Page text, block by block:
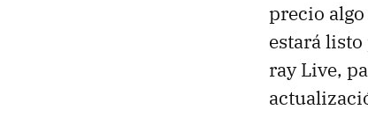
precio
estará
ray Live,